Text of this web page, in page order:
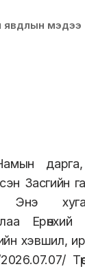
явдлын мэдээ
дарга,
Засгийн
Энэ
Ерөнхий
хэвшил,
/2026.07.07/